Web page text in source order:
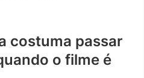
costuma passar
o filme é